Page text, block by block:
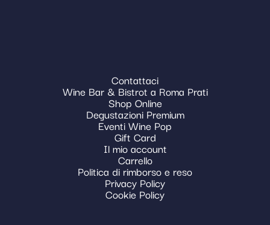
Contattaci
Wine Bar & Bistrot a Roma Prati
Shop Online
Degustazioni Premium
Eventi Wine Pop
Gift Card
Il mio account
Carrello
Politica di rimborso e reso
Privacy Policy
Cookie Policy